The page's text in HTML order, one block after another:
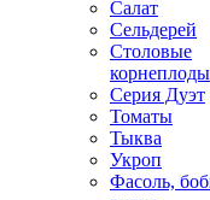
Салат
Сельдерей
Столовые
корнеплоды
Серия Дуэт
Томаты
Тыква
Укроп
Фасоль,